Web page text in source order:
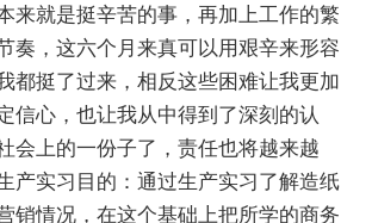
来就是挺辛苦的事，再加上工作的繁
奏，这六个月来真可以用艰辛来形容
都挺了过来，相反这些困难让我更加
信心，也让我从中得到了深刻的认
会上的一份子了，责任也将越来越
产实习目的：通过生产实习了解造纸
销情况，在这个基础上把所学的商务